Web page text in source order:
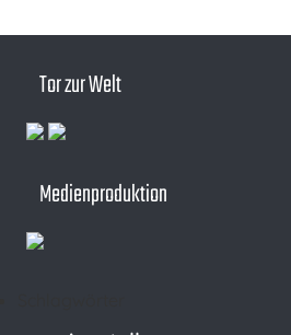
Tor zur Welt
Medienproduktion